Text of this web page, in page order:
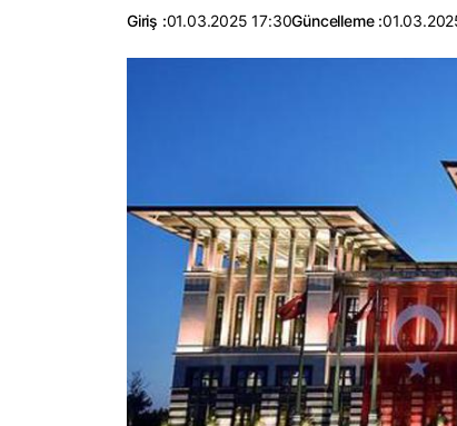
Giriş :01.03.2025 17:30Güncelleme :